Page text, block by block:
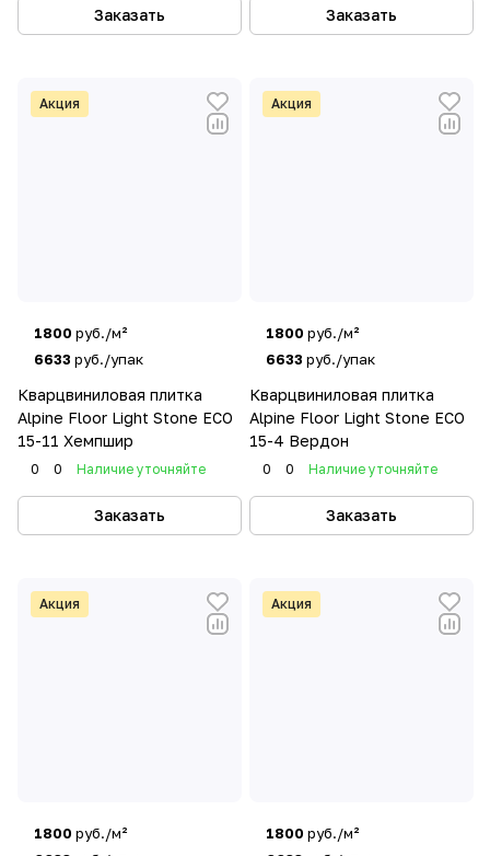
Заказать Заказать
Акция
1800 руб./м²
6633 руб./упак
Кварцвиниловая плитка
Alpine Floor Light Stone ECO
15-11 Хемпшир
0 0 Наличие уточняйте
Заказать
Акция
1800 руб./м²
6633 руб./упак
Кварцвиниловая плитка
Alpine Floor Light Stone ECO
15-4 Вердон
0 0 Наличие уточняйте
Заказать
Акция
1800 руб./м²
Акция
1800 руб./м²